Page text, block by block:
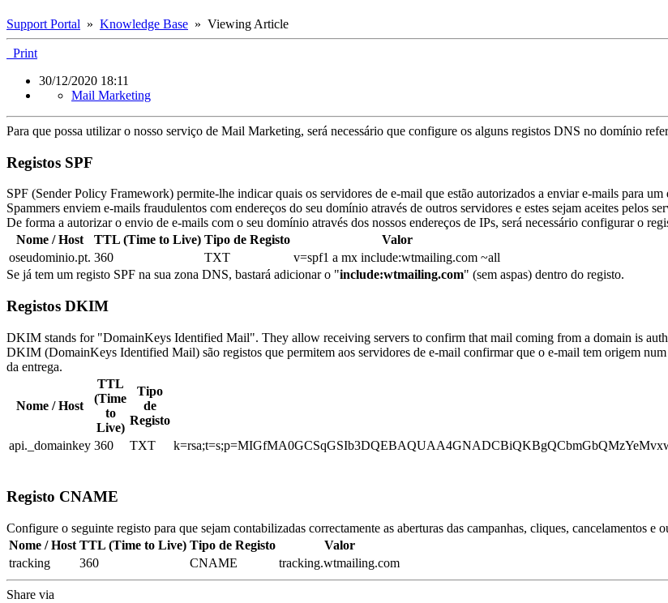
Support Portal » Knowledge Base » Viewing Article
Print
30/12/2020 18:11
Mail Marketing
Para que possa utilizar o nosso serviço de Mail Marketing, será necessário que configure os alguns registos DNS no domínio
Registos SPF
SPF (Sender Policy Framework) permite-lhe indicar quais os servidores de e-mail que estão autorizados a enviar e-mails para
Spammers enviem e-mails fraudulentos com endereços do seu domínio através de outros servidores e estes sejam aceites pelos
De forma a autorizar o envio de e-mails com o seu domínio através dos nossos endereços de IPs, será necessário configurar o
Nome / Host
TTL (Time to Live) Tipo de Registo
Valor
oseudominio.pt. 360 TXT
v=spf1 a mx include:wtmailing.com ~all
Se já tem um registo SPF na sua zona DNS, bastará adicionar o "include:wtmailing.com" (sem aspas) dentro do registo.
Registos DKIM
DKIM stands for "DomainKeys Identified Mail". They allow receiving servers to confirm that mail coming from a domain is
DKIM (DomainKeys Identified Mail) são registos que permitem aos servidores de e-mail confirmar que o e-mail tem origem
da entrega.
Nome / Host
TTL
(Time
to
Live)
Tipo
de
Registo
api._domainkey 360 TXT
Registo CNAME
Configure o seguinte registo para que sejam contabilizadas correctamente as aberturas das campanhas, cliques, cancelamentos e
Nome / Host TTL (Time to Live) Tipo de Registo
Valor
tracking
360 CNAME tracking.wtmailing.com
Share via